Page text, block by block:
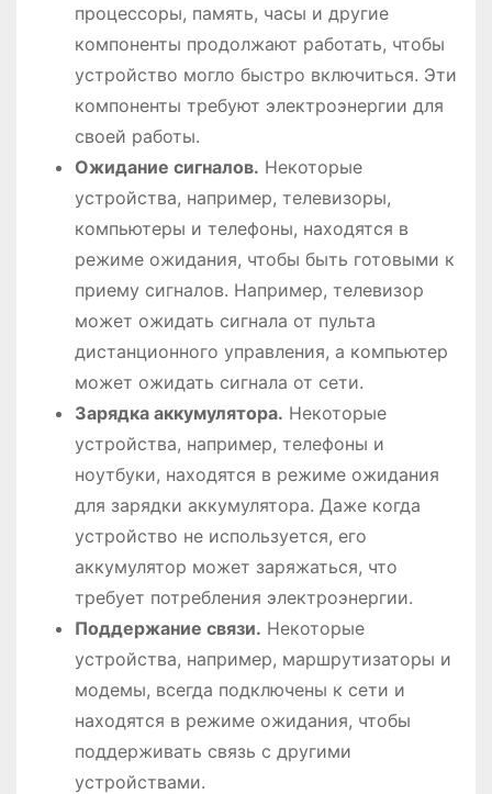
процессоры, память, часы и другие
компоненты продолжают работать, чтобы
устройство могло быстро включиться. Эти
компоненты требуют электроэнергии для
своей работы.
Ожидание сигналов. Некоторые
устройства, например, телевизоры,
компьютеры и телефоны, находятся в
режиме ожидания, чтобы быть готовыми к
приему сигналов. Например, телевизор
может ожидать сигнала от пульта
дистанционного управления, а компьютер
может ожидать сигнала от сети.
Зарядка аккумулятора. Некоторые
устройства, например, телефоны и
ноутбуки, находятся в режиме ожидания
для зарядки аккумулятора. Даже когда
устройство не используется, его
аккумулятор может заряжаться, что
требует потребления электроэнергии.
Поддержание связи. Некоторые
устройства, например, маршрутизаторы и
модемы, всегда подключены к сети и
находятся в режиме ожидания, чтобы
поддерживать связь с другими
устройствами.